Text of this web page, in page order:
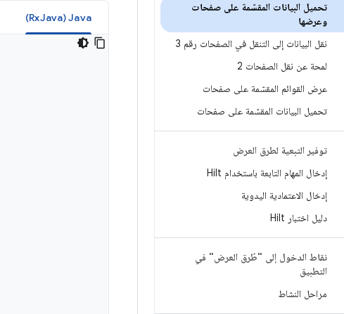
تحميل البيانات المقسّمة على صفحات
وعرضها
نقل البيانات إلى التنقل في الصفحات رقم 3
لمحة عن نقل الصفحات 2
عرض القوائم المقسّمة على صفحات
تحميل البيانات المقسّمة على صفحات
توفير التبعية لطرق العرض
إدخال المهام التابعة باستخدام Hilt
إدخال الاعتمادية اليدوية
دليل اختبار Hilt
نقاط الدخول إلى "طُرق العرض" في
التطبيق
مراحل النشاط
Java‏ (RxJava)